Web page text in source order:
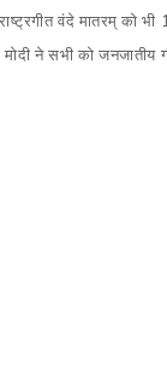
वंदे मातरम्
मोदी ने सभी को